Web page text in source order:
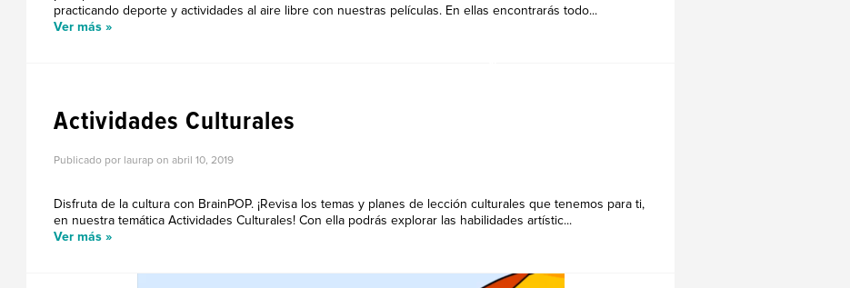
practicando deporte y actividades al aire libre con nuestras películas. En ellas encontrarás todo...
Ver más »
Actividades Culturales
Publicado por laurap on abril 10, 2019
Disfruta de la cultura con BrainPOP. ¡Revisa los temas y planes de lección culturales que tenemos para ti,
en nuestra temática Actividades Culturales! Con ella podrás explorar las habilidades artístic...
Ver más »